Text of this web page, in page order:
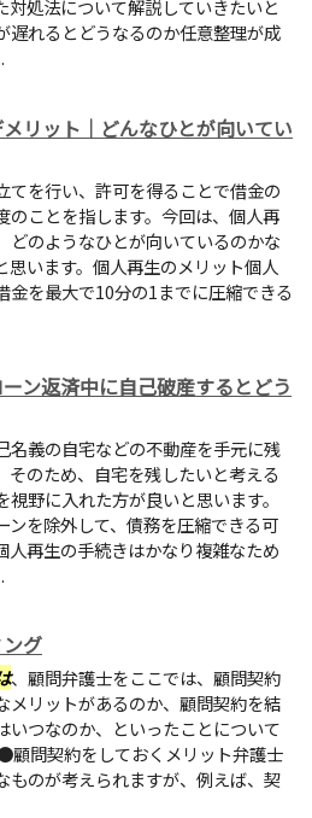
対処法について解説していきたいと
遅れるとどうなるのか任意整理が成
リット｜どんなひとが向いてい
てを行い、許可を得ることで借金の
のことを指します。今回は、個人再
どのようなひとが向いているのかな
思います。個人再生のメリット個人
金を最大で10分の1までに圧縮できる
ン返済中に自己破産するとどう
名義の自宅などの不動産を手元に残
そのため、自宅を残したいと考える
野に入れた方が良いと思います。
ンを除外して、債務を圧縮できる可
人再生の手続きはかなり複雑なため
グ
、顧問弁護士をここでは、顧問契約
メリットがあるのか、顧問契約を結
いつなのか、といったことについて
顧問契約をしておくメリット弁護士
ものが考えられますが、例えば、契